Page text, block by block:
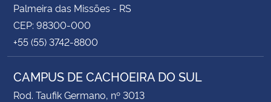
Palmeira das Missões - RS
CEP: 98300-000
+55 (55) 3742-8800
CAMPUS DE CACHOEIRA DO SUL
Rod. Taufik Germano, nº 3013